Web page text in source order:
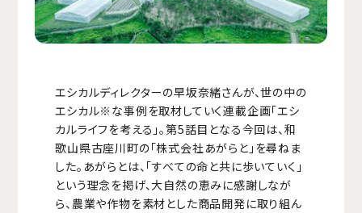
エシカルディレクターの早坂奈緒さんが、世の中の
エシカル※な事例を取材していく連載企画「エシ
カルライフを考える」。第5話目となる今回は、和
歌山県古座川町の「株式会社あがらと」を尋ねま
した。あがらとは、「すべての命と共に歩いていく」
という理念を掲げ、大自然の恵みに感謝しなが
ら、農業や作物を素材とした商品開発に取り組ん